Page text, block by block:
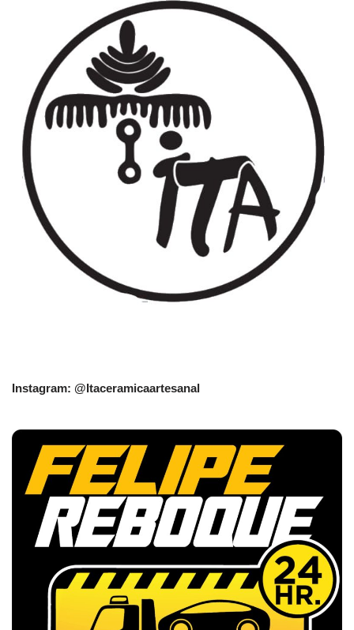
Instagram: @Itaceramicaartesanal